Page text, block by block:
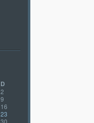
D
2
9
16
23
30